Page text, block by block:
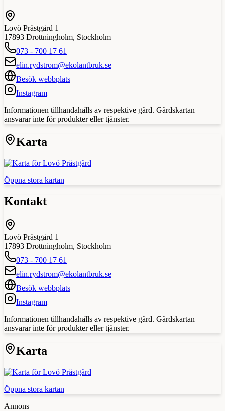
Lovö Prästgård 1
17893 Drottningholm, Stockholm
073 - 700 17 61
elin.rydstrom@ekolantbruk.se
Besök webbplats
Instagram
Informationen tillhandahålls av respektive gård. Gårdskartan
ansvarar inte för produkter eller tjänster.
Karta
Öppna stora kartan
Kontakt
Lovö Prästgård 1
17893 Drottningholm, Stockholm
073 - 700 17 61
elin.rydstrom@ekolantbruk.se
Besök webbplats
Instagram
Informationen tillhandahålls av respektive gård. Gårdskartan
ansvarar inte för produkter eller tjänster.
Karta
Öppna stora kartan
Annons